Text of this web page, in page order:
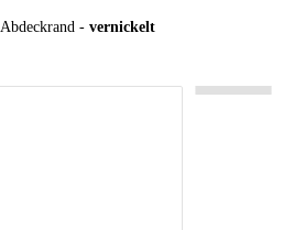
Abdeckrand - vernickelt